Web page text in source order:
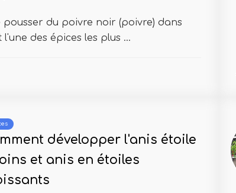
du poivre noir (poivre) dans
des épices les plus ...
développer l'anis étoile
et anis en étoiles